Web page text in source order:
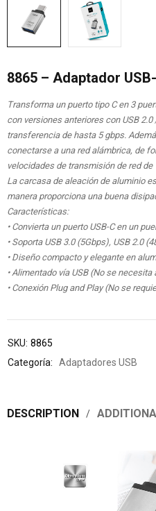
8865 – Adaptador
Transforma un puerto tipo C en 3
con versiones anteriores con USB
transferencia de hasta 5 gbps.
conectarse a una red alámbrica, de
velocidades de transmisión de red
La carcasa de aleación de aluminio
manera proporciona una buena
Características:
• Convierta un puerto USB-C en un
• Soporta USB 3.0 (5Gbps), USB 2.0
• Diseño compacto y elegante en
• Alimentado vía USB (No se
• Conexión Plug and Play (No se
SKU: 8865
Categoría:
Adaptadores USB
DESCRIPTION